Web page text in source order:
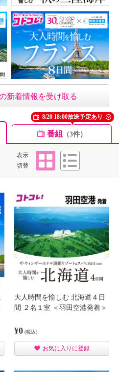
新着情報を受け取る
番組 （3件）
8/20 18:00放送予定あり
表示
切替
タイル
大人時間を愉しむ 北海道４日
間 ２名１室 ＜羽田空港発着＞
¥0 (税込)
お気に入りに登録